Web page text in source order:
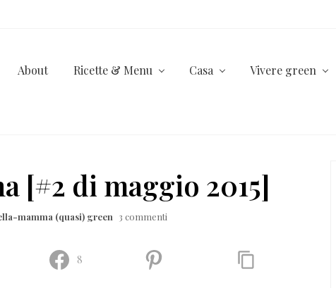
About Ricette & Menu Casa Vivere green
[#2 di maggio 2015]
mamma (quasi) green 3 commenti
8